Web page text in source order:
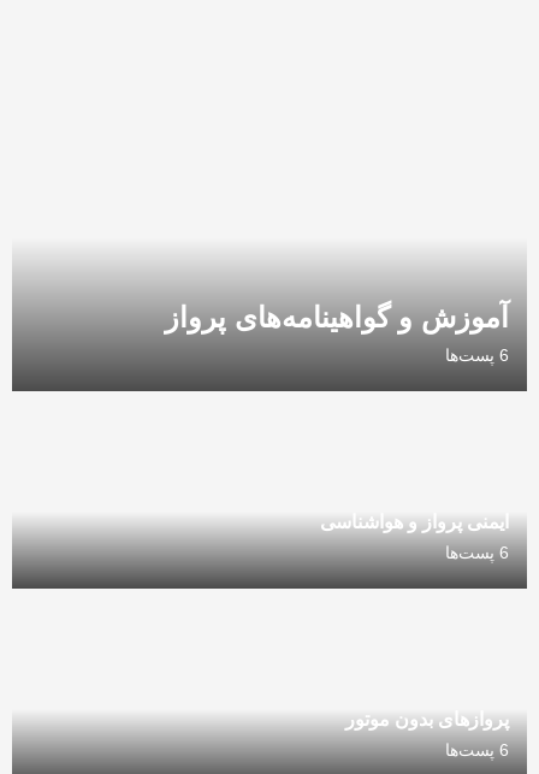
آموزش و گواهینامه‌ها‌ی پرواز
6 پست‌ها
ایمنی پرواز و هواشناسی
6 پست‌ها
پروازهای بدون موتور
6 پست‌ها